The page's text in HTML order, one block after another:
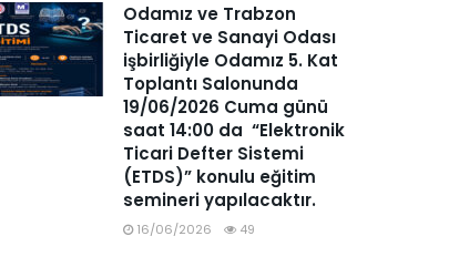
Odamız ve Trabzon
Ticaret ve Sanayi Odası
işbirliğiyle Odamız 5. Kat
Toplantı Salonunda
19/06/2026 Cuma günü
saat 14:00 da “Elektronik
Ticari Defter Sistemi
(ETDS)” konulu eğitim
semineri yapılacaktır.
16/06/2026 49